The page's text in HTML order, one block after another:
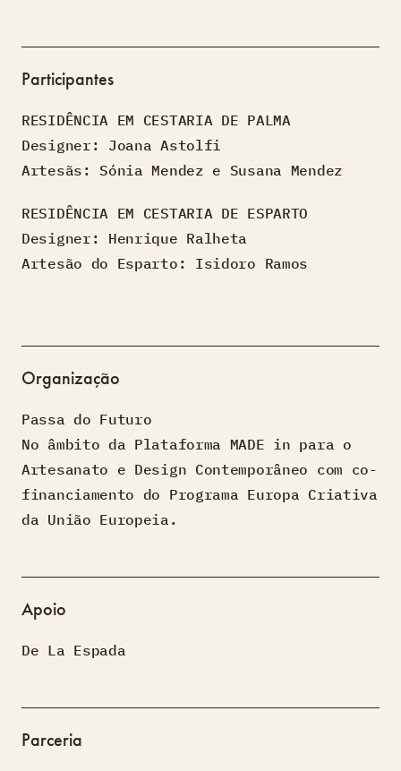
Participantes
RESIDÊNCIA EM CESTARIA DE PALMA
Designer: Joana Astolfi
Artesãs: Sónia Mendez e Susana Mendez
RESIDÊNCIA EM CESTARIA DE ESPARTO
Designer: Henrique Ralheta
Artesão do Esparto: Isidoro Ramos
Organização
Passa do Futuro
No âmbito da Plataforma MADE in para o
Artesanato e Design Contemporâneo com co-
financiamento do Programa Europa Criativa
da União Europeia.
Apoio
De La Espada
Parceria